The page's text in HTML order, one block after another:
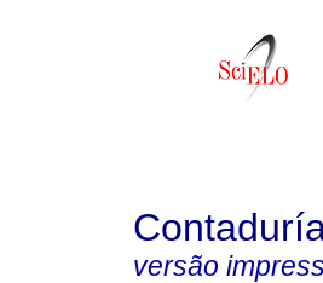
versão